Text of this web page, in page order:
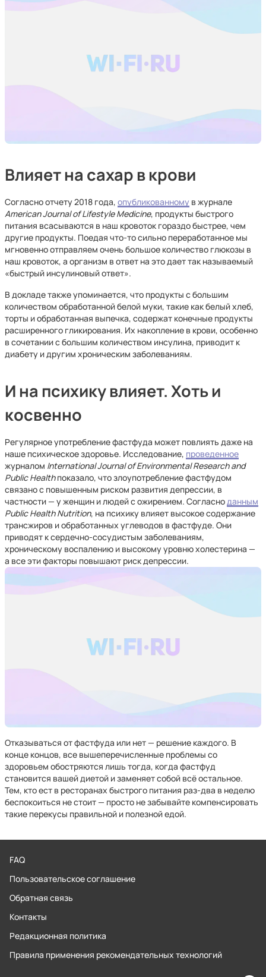
Влияет на сахар в крови
Согласно отчету 2018 года, опубликованному в журнале
American Journal of Lifestyle Medicine, продукты быстрого
питания всасываются в наш кровоток гораздо быстрее, чем
другие продукты. Поедая что-то сильно переработанное мы
мгновенно отправляем очень большое количество глюкозы в
наш кровоток, а организм в ответ на это дает так называемый
«быстрый инсулиновый ответ».
В докладе также упоминается, что продукты с большим
количеством обработанной белой муки, такие как белый хлеб,
торты и обработанная выпечка, содержат конечные продукты
расширенного гликирования. Их накопление в крови, особенно
в сочетании с большим количеством инсулина, приводит к
диабету и другим хроническим заболеваниям.
И на психику влияет. Хоть и
косвенно
Регулярное употребление фастфуда может повлиять даже на
наше психическое здоровье. Исследование, проведенное
журналом International Journal of Environmental Research and
Public Healthпоказало, что злоупотребление фастфудом
связано с повышенным риском развития депрессии, в
частности — у женщин и людей с ожирением. Согласноданным
Public Health Nutrition, на психику влияет высокое содержание
трансжиров и обработанных углеводов в фастфуде. Они
приводят к сердечно-сосудистым заболеваниям,
хроническому воспалению и высокому уровню холестерина —
а все эти факторы повышают риск депрессии.
Отказываться от фастфуда или нет — решение каждого. В
конце концов, все вышеперечисленные проблемы со
здоровьем обостряются лишь тогда, когда фастфуд
становится вашей диетой и заменяет собой всё остальное.
Тем, кто ест в ресторанах быстрого питания раз-два в неделю
беспокоиться не стоит — просто не забывайте компенсировать
такие перекусы правильной и полезной едой.
FAQ
Пользовательское соглашение
Обратная связь
Контакты
Редакционная политика
Правила применения рекомендательных технологий